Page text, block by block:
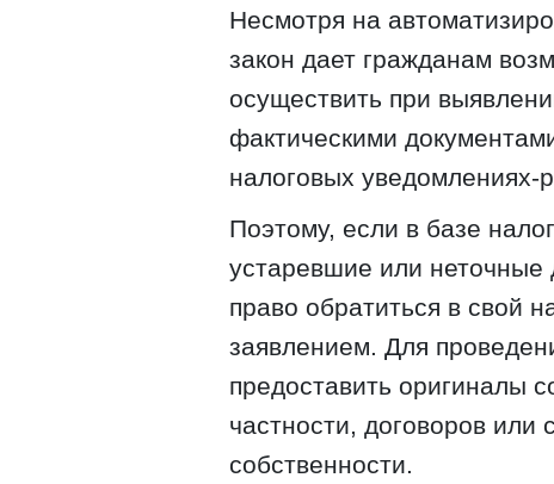
Несмотря на
закон дает гражданам
осуществить при
фактическими
налоговых уведомлениях-
Поэтому, если в базе
устаревшие или
право обратиться в свой
заявлением. Для
предоставить оригиналы
частности, договоров или
собственности.